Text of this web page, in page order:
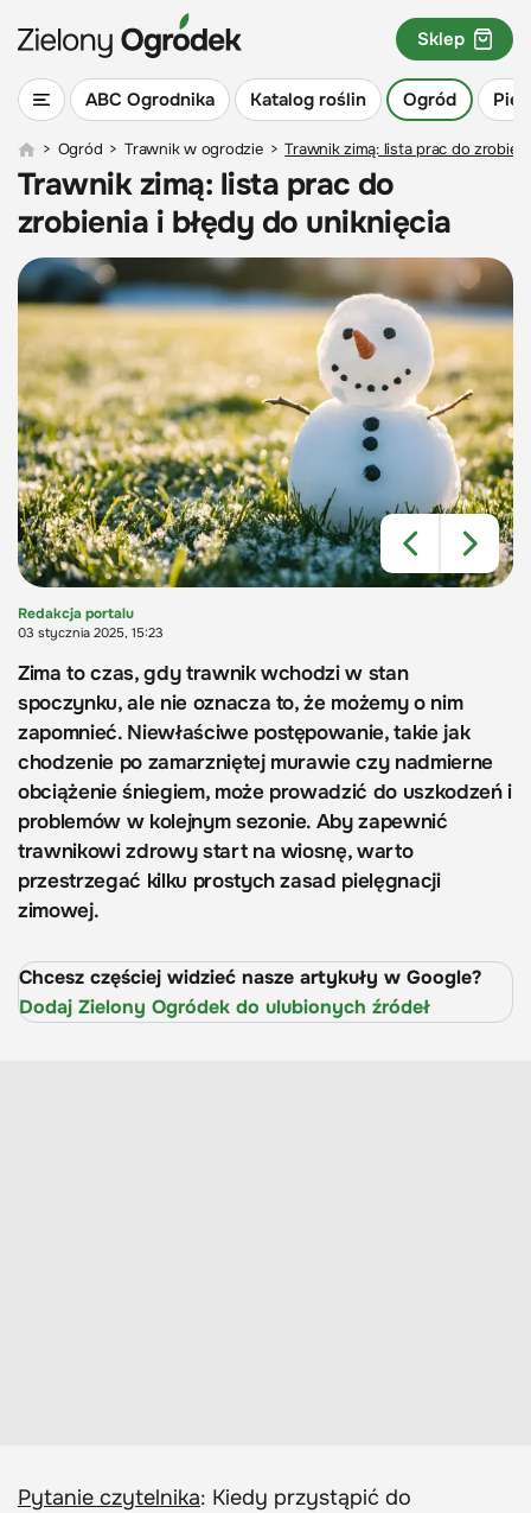
ABC Ogrodnika Katalog roślin Ogród
Sklep
> Ogród > Trawnik w ogrodzie > Trawnik zimą: lista prac do
Trawnik zimą: lista prac do
zrobienia i błędy do uniknięcia
Redakcja portalu
03 stycznia 2025, 15:23
Zima to czas, gdy trawnik wchodzi w stan
spoczynku, ale nie oznacza to, że możemy o nim
zapomnieć. Niewłaściwe postępowanie, takie jak
chodzenie po zamarzniętej murawie czy nadmierne
obciążenie śniegiem, może prowadzić do uszkodzeń i
problemów w kolejnym sezonie. Aby zapewnić
trawnikowi zdrowy start na wiosnę, warto
przestrzegać kilku prostych zasad pielęgnacji
zimowej.
Chcesz częściej widzieć nasze artykuły w Google?
Dodaj Zielony Ogródek do ulubionych źródeł
Pytanie czytelnika: Kiedy przystąpić do